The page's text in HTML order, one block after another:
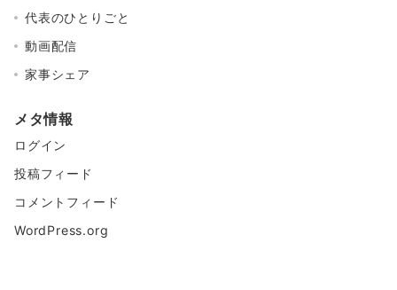
代表のひとりごと
動画配信
家事シェア
メタ情報
ログイン
投稿フィード
コメントフィード
WordPress.org